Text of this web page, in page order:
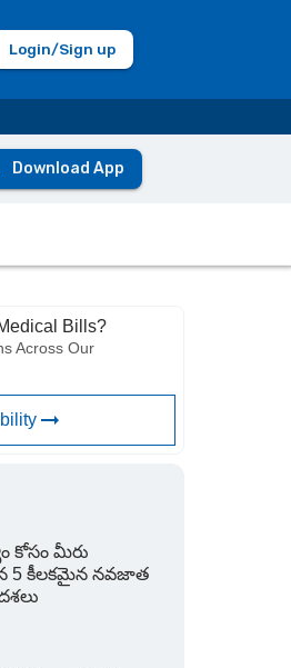
Login/Sign up
Download App
Bills?
Across Our
కోసం మీరు
5 కీలకమైన నవజాత